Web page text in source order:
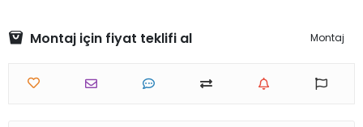
Montaj için fiyat teklifi al Montaj